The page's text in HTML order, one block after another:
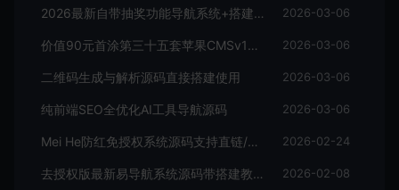
2026最新自带抽奖功能导航系统+搭建教程 2026-03-06
价值90元首涂第三十五套苹果CMSv10最新热门短剧模板 2026-03-06
二维码生成与解析源码直接搭建使用 2026-03-06
纯前端SEO全优化AI工具导航源码 2026-03-06
Mei He防红免授权系统源码支持直链/跳转/短链接 2026-02-24
去授权版最新易导航系统源码带搭建教程 2026-02-08